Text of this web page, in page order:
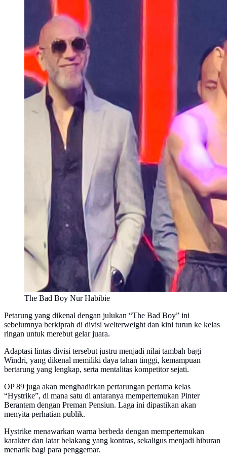
The Bad Boy Nur Habibie
Petarung yang dikenal dengan julukan “The Bad Boy” ini
sebelumnya berkiprah di divisi welterweight dan kini turun ke kelas
ringan untuk merebut gelar juara.
Adaptasi lintas divisi tersebut justru menjadi nilai tambah bagi
Windri, yang dikenal memiliki daya tahan tinggi, kemampuan
bertarung yang lengkap, serta mentalitas kompetitor sejati.
OP 89 juga akan menghadirkan pertarungan pertama kelas
“Hystrike”, di mana satu di antaranya mempertemukan Pinter
Berantem dengan Preman Pensiun. Laga ini dipastikan akan
menyita perhatian publik.
Hystrike menawarkan warna berbeda dengan mempertemukan
karakter dan latar belakang yang kontras, sekaligus menjadi hiburan
menarik bagi para penggemar.